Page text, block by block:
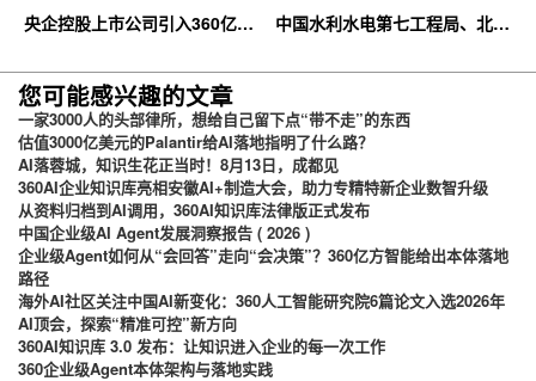
央企控股上市公司引入360亿方
台
中国水利水电第七工程局、北京
您可能感兴趣的文章
一家3000人的头部律所，想给自己留下点“带不走”的东西
估值3000亿美元的Palantir给AI落地指明了什么路？
AI落蓉城，知识生花正当时！8月13日，成都见
360AI企业知识库亮相安徽AI+制造大会，助力专精特新企业数智升级
从资料归档到AI调用，360AI知识库法律版正式发布
中国企业级AI Agent发展洞察报告 ( 2026 )
企业级Agent如何从“会回答”走向“会决策”？360亿方智能给出本体落地
路径
海外AI社区关注中国AI新变化：360人工智能研究院6篇论文入选2026年
AI顶会，探索“精准可控”新方向
360AI知识库 3.0 发布：让知识进入企业的每一次工作
360企业级Agent本体架构与落地实践